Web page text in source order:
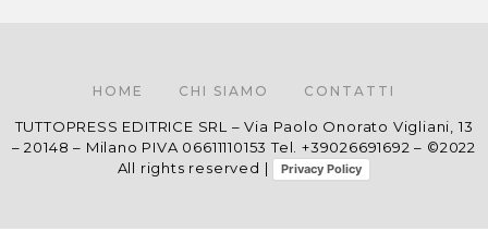
HOME CHI SIAMO CONTATTI
TUTTOPRESS EDITRICE SRL – Via Paolo Onorato Vigliani, 13
– 20148 – Milano PIVA 06611110153 Tel. +39026691692 – ©2022
All rights reserved |
Privacy Policy